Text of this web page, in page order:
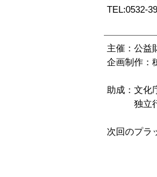
TEL:0532-
主催：公益
企画制作：
助成：文化
独立行政
次回のプラ